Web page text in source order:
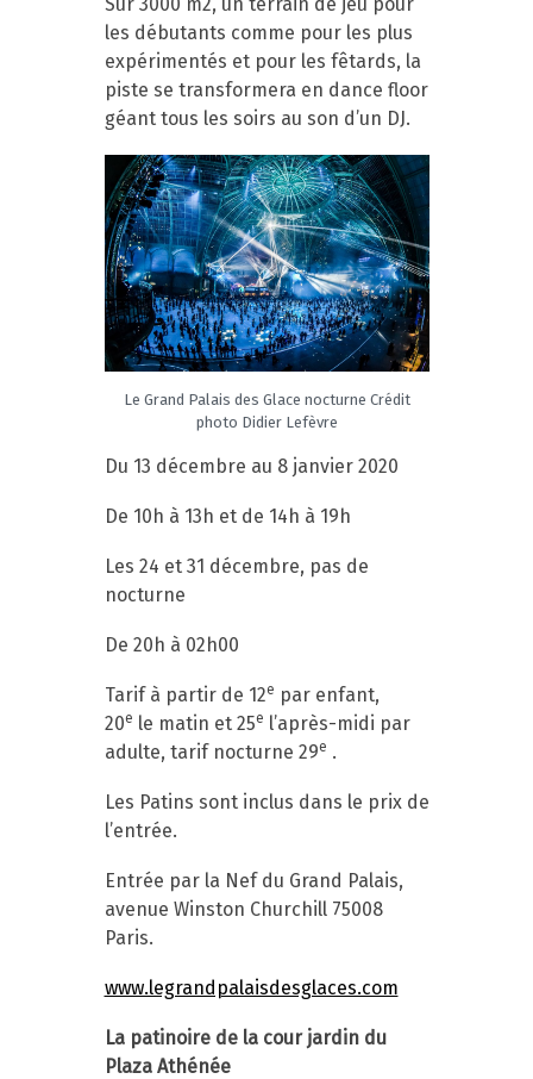
les débutants comme pour les plus
expérimentés et pour les fêtards, la
piste se transformera en dance floor
géant tous les soirs au son d’un DJ.
Le Grand Palais des Glace nocturne Crédit
photo Didier Lefèvre
Du 13 décembre au 8 janvier 2020
De 10h à 13h et de 14h à 19h
Les 24 et 31 décembre, pas de
nocturne
De 20h à 02h00
Tarif à partir de 12e par enfant,
20e le matin et 25e l’après-midi par
adulte, tarif nocturne 29e .
Les Patins sont inclus dans le prix de
l’entrée.
Entrée par la Nef du Grand Palais,
avenue Winston Churchill 75008
Paris.
www.legrandpalaisdesglaces.com
La patinoire de la cour jardin du
Plaza Athénée